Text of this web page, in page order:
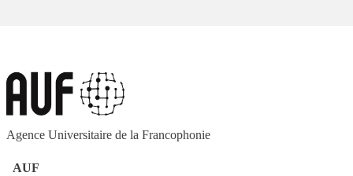
Agence Universitaire de la Francophonie
AUF